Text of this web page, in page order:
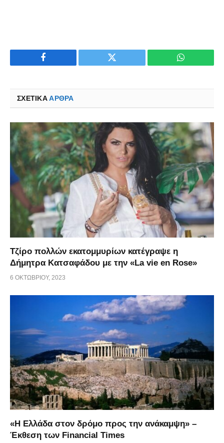
Facebook Twitter WhatsApp
ΣΧΕΤΙΚΑΆΡΘΡΑ
Τζίρο πολλών εκατομμυρίων κατέγραψε η
Δήμητρα Κατσαφάδου με την «La vie en Rose»
6 ΟΚΤΩΒΡΊΟΥ, 2023
«Η Ελλάδα στον δρόμο προς την ανάκαμψη» –
Έκθεση των Financial Times